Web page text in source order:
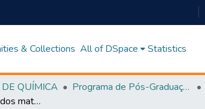
& Collections All of DSpace Statistics
QUÍMICA Programa de Pós-Graduação em Química - PPGQ
O ludo e a ciência dos materiais cerâmicos: construindo conhecimento científico com alunos do ensino fundamental